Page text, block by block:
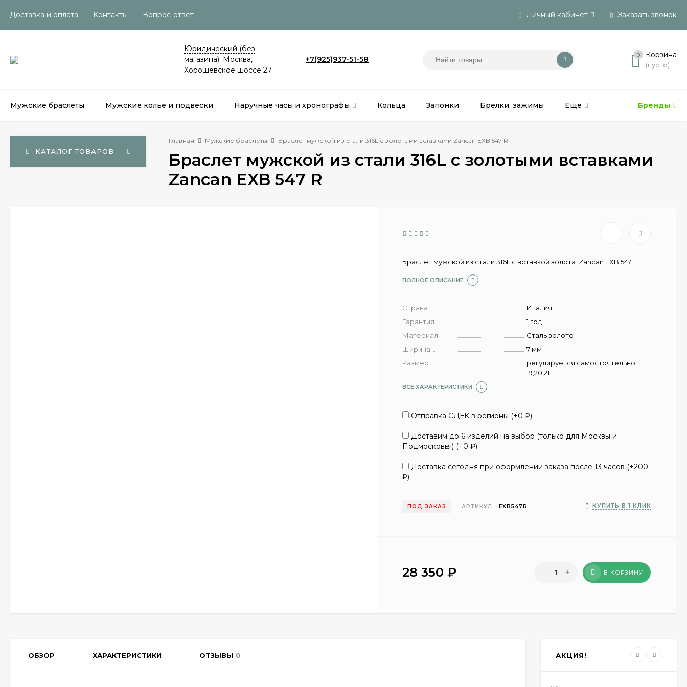
Личный кабинет Заказать звонок
Доставка и оплата Контакты Вопрос-ответ
Юридический (без
магазина). Москва,
Хорошевское шоссе 27
+7(925)937-51-58 0 Корзина
(пусто)
Бренды
Мужские браслеты Мужские колье и подвески Наручные часы и хронографы Кольца Запонки Брелки, зажимы Еще
КАТАЛОГ ТОВАРОВ
Главная Мужские браслеты Браслет мужской из стали 316L с золотыми вставками Zancan EXB 547 R
Браслет мужской из стали 316L с золотыми вставками
Zancan EXB 547 R
Браслет мужской из стали 316L c вставкой золота Zancan EXB 547
ПОЛНОЕ ОПИСАНИЕ
Страна
Италия
Гарантия
1 год
Материал
Сталь золото
Ширина
7 мм
Размер
регулируется самостоятельно
19,20,21
ВСЕ ХАРАКТЕРИСТИКИ
Отправка СДЕК в регионы (+0₽)
Доставим до 6 изделий на выбор (только для Москвы и
Подмосковья) (+0₽)
Доставка сегодня при оформлении заказа после 13 часов (+200
₽)
ПОД ЗАКАЗ АРТИКУЛ: EXB547R КУПИТЬ В 1 КЛИК
28 350₽ - + В КОРЗИНУ
ОБЗОР ХАРАКТЕРИСТИКИ ОТЗЫВЫ 0 АКЦИЯ!